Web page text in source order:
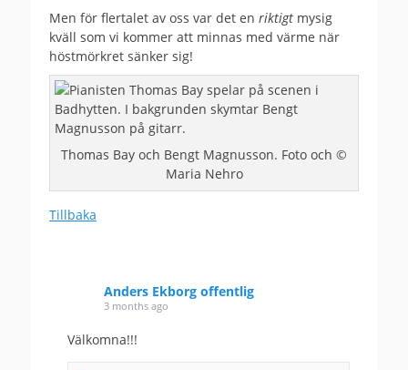
Men för flertalet av oss var det en riktigt mysig
kväll som vi kommer att minnas med värme när
höstmörkret sänker sig!
Thomas Bay och Bengt Magnusson. Foto och ©
Maria Nehro
Tillbaka
Anders Ekborg offentlig
3 months ago
Välkomna!!!